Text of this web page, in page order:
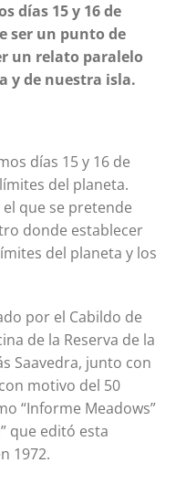
días 15 y 16 de
ser un punto de
un relato paralelo
y de nuestra isla.
días 15 y 16 de
del planeta.
que se pretende
donde establecer
del planeta y los
por el Cabildo de
de la Reserva de la
Saavedra, junto con
motivo del 50
“Informe Meadows”
que editó esta
1972.